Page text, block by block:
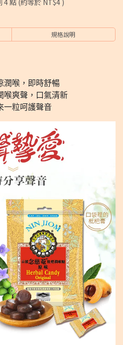
4點 (約等於 NT$4 )
規格說明
潤喉，即時舒暢
喉爽聲，口氣清新
一粒呵護聲音